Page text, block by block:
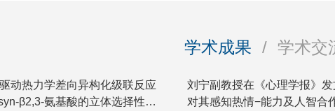
学术成果 / 学术交
动热力学差向异构化级联反应
β2,3-氨基酸的立体选择性构
刘宁副教授在《心理学报》
对其感知热情−能力及人智合